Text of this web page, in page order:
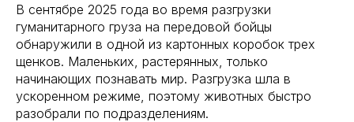
В сентябре 2025 года во время разгрузки
гуманитарного груза на передовой бойцы
обнаружили в одной из картонных коробок трех
щенков. Маленьких, растерянных, только
начинающих познавать мир. Разгрузка шла в
ускоренном режиме, поэтому животных быстро
разобрали по подразделениям.